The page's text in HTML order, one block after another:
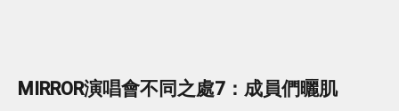
MIRROR演唱會不同之處7：成員們曬肌